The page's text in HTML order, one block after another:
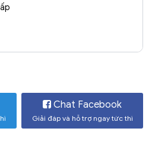
Chat Facebook
Giải đáp và hỗ trợ ngay tức thì